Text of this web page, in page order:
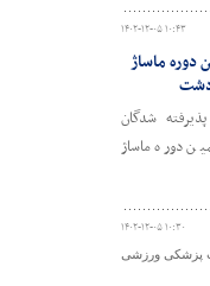
۱۴۰۲-۱۲-۰۵ ۱۰:۴۳
ماساژ
شدگان
دوره ماساژ
۱۴۰۲-۱۲-۰۵ ۱۰:۳۰
پزشکی ورزشی